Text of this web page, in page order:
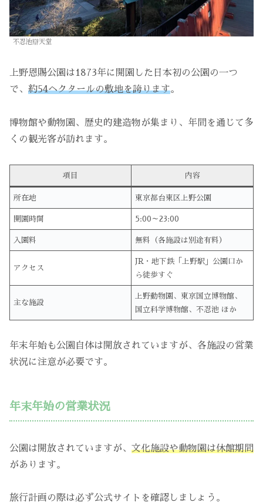
不忍池辯天堂
上野恩賜公園は1873年に開園した日本初の公園の一つ
で、 約54ヘクタールの敷地を誇ります。
博物館や動物園、歴史的建造物が集まり、年間を通じて多
くの観光客が訪れます。
項目 内容
所在地 東京都台東区上野公園
開園時間 5:00～23:00
入園料 無料（各施設は別途有料）
アクセス
JR・地下鉄「上野駅」公園口か
ら徒歩すぐ
主な施設
上野動物園、東京国立博物館、
国立科学博物館、不忍池 ほか
年末年始も公園自体は開放されていますが、各施設の営業
状況に注意が必要です。
年末年始の営業状況
公園は開放されていますが、 文化施設や動物園は休館期間
があります。
旅行計画の際は必ず公式サイトを確認しましょう。